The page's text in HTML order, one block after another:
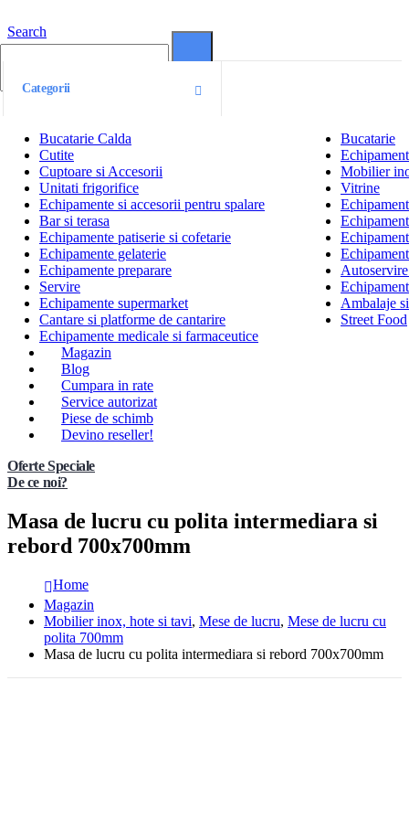
Search
Categorii
Bucatarie Calda
Bucatarie
Cutite
Cuptoare si Accesorii
Mobilier
Unitati frigorifice
Vitrine
Echipamente si accesorii pentru spalare
Bar si terasa
Echipamente patiserie si cofetarie
Echipamente gelaterie
Echipamente preparare
Servire
Echipamente supermarket
Ambalaje
Cantare si platforme de cantarire
Street Food
Echipamente medicale si farmaceutice
Magazin
Blog
Cumpara in rate
Service autorizat
Piese de schimb
Devino reseller!
Oferte Speciale
De ce noi?
Masa de lucru cu polita intermediara si
rebord 700x700mm
Home
Magazin
Mobilier inox, hote si tavi, Mese de lucru, Mese de lucru cu
polita 700mm
Masa de lucru cu polita intermediara si rebord 700x700mm